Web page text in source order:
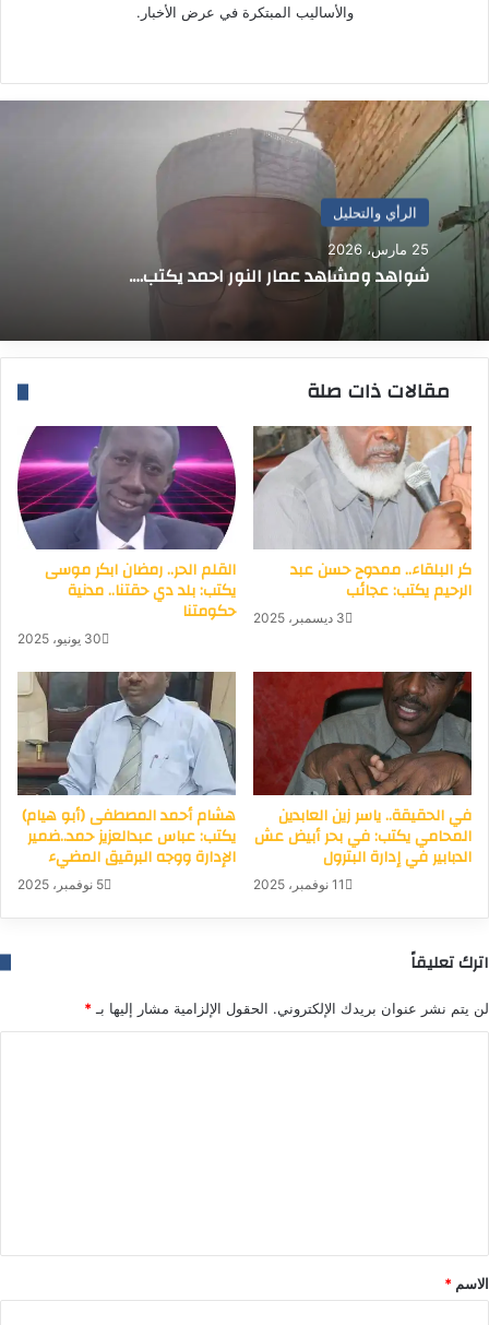
والأساليب المبتكرة في عرض الأخبار.
الوي
ب
الرأي والتحليل
25 مارس، 2026
شواهد ومشاهد عمار النور احمد يكتب….
مقالات ذات صلة
القلم الحر.. رمضان ابكر موسى
يكتب: بلد دي حقتنا.. مدنية
حكومتنا
30 يونيو، 2025
كر البلقاء.. ممدوح حسن عبد
الرحيم يكتب: عجائب
3 ديسمبر، 2025
هشام أحمد المصطفى (أبو هيام)
يكتب: عباس عبدالعزيز حمد..ضمير
الإدارة ووجه البرقيق المضيء
5 نوفمبر، 2025
في الحقيقة.. ياسر زين العابدين
المحامي يكتب: في بحر أبيض عش
الدبابير في إدارة البترول
11 نوفمبر، 2025
اترك تعليقاً
لن يتم نشر عنوان بريدك الإلكتروني. الحقول الإلزامية مشار إليها بـ *
*
الاسم *